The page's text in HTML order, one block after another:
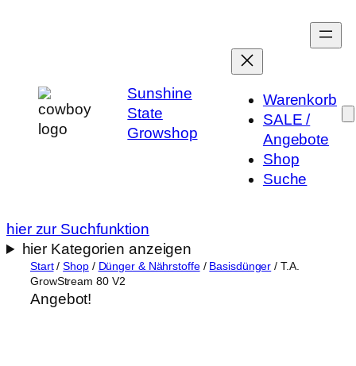
Sunshine
State
Growshop
Warenkorb
SALE /
Angebote
Shop
Suche
hier zur Suchfunktion
hier Kategorien anzeigen
Start/Shop/ Dünger & Nährstoffe/ Basisdünger / T.A.
GrowStream 80 V2
Angebot!